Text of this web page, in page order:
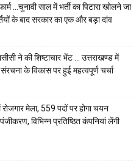
…चुनावी साल में भर्ती का पिटारा खोलने जा
के बाद सरकार का एक और बड़ा दांव
ने की शिष्टाचार भेंट … उत्तराखण्ड में
के विकास पर हुई महत्वपूर्ण चर्चा
मेला, 559 पदों पर होगा चयन
विभिन्न प्रतिष्ठित कंपनियां लेंगी